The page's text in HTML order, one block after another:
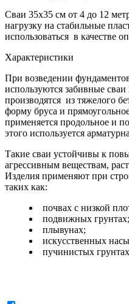
Сваи 35х35 см от 4 до 12
нагрузку на стабильные
использоваться в качестве
Характеристики
При возведении
используются забивные
производятся из тяжелого
форму бруса и
применяется продольное и
этого используется
Такие сваи устойчивы к
агрессивным веществам,
Изделия применяют при
таких как:
почвах с низкой
подвижных грунтах;
плывунах;
искусственных
пучинистых